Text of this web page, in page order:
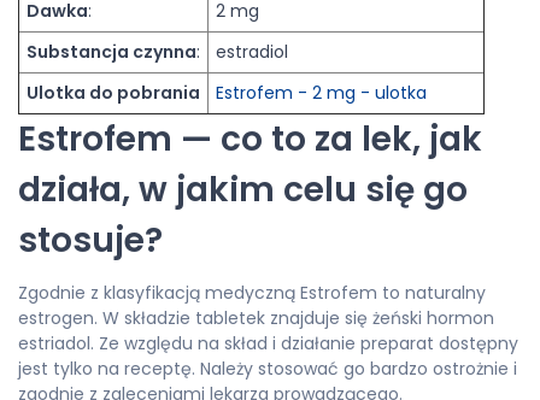
Dawka:
2 mg
Substancja czynna:
estradiol
Ulotka do pobrania
Estrofem - 2 mg - ulotka
Estrofem — co to za lek, jak
działa, w jakim celu się go
stosuje?
Zgodnie z klasyfikacją medyczną Estrofem to naturalny
estrogen. W składzie tabletek znajduje się żeński hormon
estriadol. Ze względu na skład i działanie preparat dostępny
jest tylko na receptę. Należy stosować go bardzo ostrożnie i
zgodnie z zaleceniami lekarza prowadzącego.